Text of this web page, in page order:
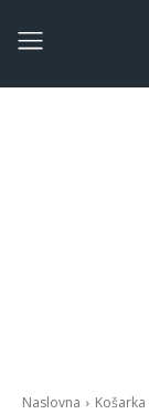
Naslovna Košarka